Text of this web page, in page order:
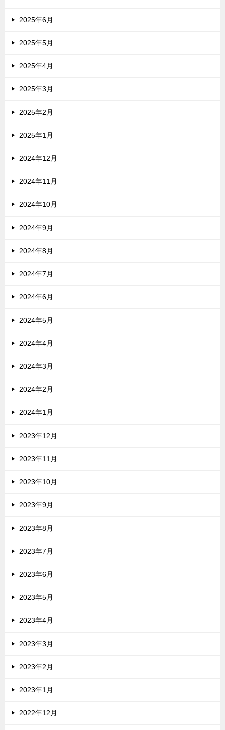
2025年6月
2025年5月
2025年4月
2025年3月
2025年2月
2025年1月
2024年12月
2024年11月
2024年10月
2024年9月
2024年8月
2024年7月
2024年6月
2024年5月
2024年4月
2024年3月
2024年2月
2024年1月
2023年12月
2023年11月
2023年10月
2023年9月
2023年8月
2023年7月
2023年6月
2023年5月
2023年4月
2023年3月
2023年2月
2023年1月
2022年12月